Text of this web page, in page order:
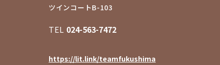
ツインコートB-103
TEL 024-563-7472
https://lit.link/teamfukushima